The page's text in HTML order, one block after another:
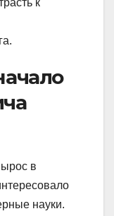
к
в
науки.